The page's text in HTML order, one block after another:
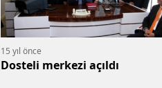
15 yıl önce
Dosteli merkezi açıldı